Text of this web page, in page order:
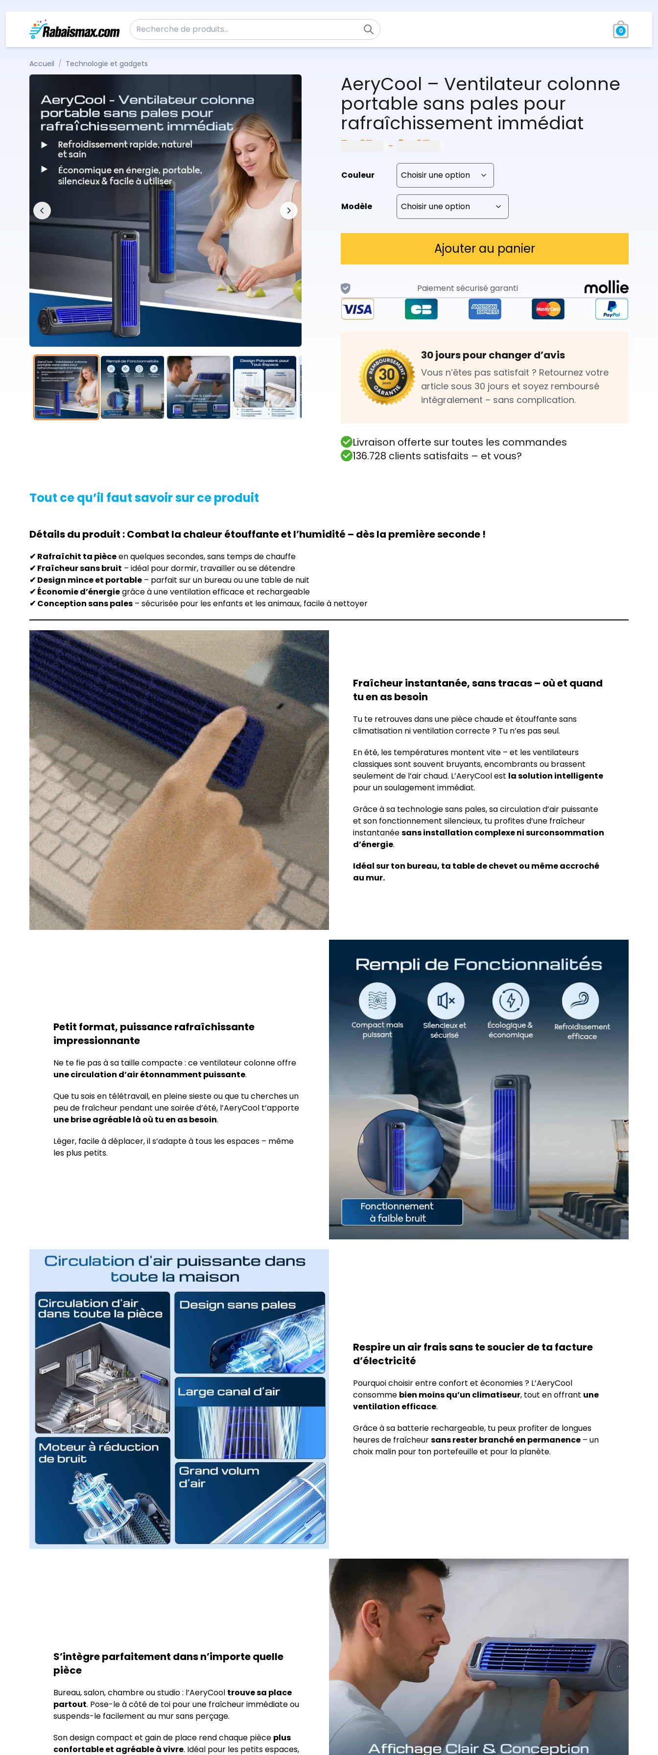
Recherche pour : 0
Accueil / Technologie et gadgets
AeryCool – Ventilateur colonne
portable sans pales pour
rafraîchissement immédiat
74,97 – 84,97
prix :
74,97 €
à
84,97 €
Couleur
Modèle
Ajouter au panier
Paiement sécurisé garanti
30 jours pour changer d’avis
Vous n’êtes pas satisfait ? Retournez votre
article sous 30 jours et soyez remboursé
intégralement – sans complication.
Livraison offerte sur toutes les commandes
136.728 clients satisfaits – et vous?
Tout ce qu’il faut savoir sur ce produit
Détails du produit : Combat la chaleur étouffante et l’humidité – dès la première seconde !
✔ Rafraîchit ta pièceen quelques secondes, sans temps de chauffe
✔ Fraîcheur sans bruit – idéal pour dormir, travailler ou se détendre
✔ Design mince et portable – parfait sur un bureau ou une table de nuit
✔ Économie d’énergiegrâce à une ventilation efficace et rechargeable
✔ Conception sans pales – sécurisée pour les enfants et les animaux, facile à nettoyer
Fraîcheur instantanée, sans tracas – où et quand
tu en as besoin
Tu te retrouves dans une pièce chaude et étouffante sans
climatisation ni ventilation correcte ? Tu n’es pas seul.
En été, les températures montent vite – et les ventilateurs
classiques sont souvent bruyants, encombrants ou brassent
seulement de l’air chaud. L’AeryCool est la solution intelligente
pour un soulagement immédiat.
Grâce à sa technologie sans pales, sa circulation d’air puissante
et son fonctionnement silencieux, tu profites d’une fraîcheur
instantanéesans installation complexe ni surconsommation
d’énergie.
Idéal sur ton bureau, ta table de chevet ou même accroché
au mur.
Petit format, puissance rafraîchissante
impressionnante
Ne te fie pas à sa taille compacte : ce ventilateur colonne offre
une circulation d’air étonnamment puissante.
Que tu sois en télétravail, en pleine sieste ou que tu cherches un
peu de fraîcheur pendant une soirée d’été, l’AeryCool t’apporte
une brise agréable là où tu en as besoin.
Léger, facile à déplacer, il s’adapte à tous les espaces – même
les plus petits.
Respire un air frais sans te soucier de ta facture
d’électricité
Pourquoi choisir entre confort et économies ? L’AeryCool
consomme bien moins qu’un climatiseur, tout en offrant une
ventilation efficace.
Grâce à sa batterie rechargeable, tu peux profiter de longues
heures de fraîcheursans rester branché en permanence– un
choix malin pour ton portefeuille et pour la planète.
S’intègre parfaitement dans n’importe quelle
pièce
Bureau, salon, chambre ou studio : l’AeryCool trouve sa place
partout. Pose-le à côté de toi pour une fraîcheur immédiate ou
suspends-le facilement au mur sans perçage.
Son design compact et gain de place rend chaque pièce plus
confortable et agréable à vivre. Idéal pour les petits espaces,